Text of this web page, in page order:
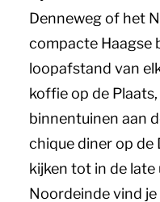
Denneweg of het
compacte Haagse
loopafstand van
koffie op de
binnentuinen aan
chique diner op de
kijken tot in de late
Noordeinde vind